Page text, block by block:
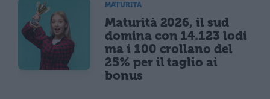
MATURITÀ
Maturità 2026, il sud
domina con 14.123 lodi
ma i 100 crollano del
25% per il taglio ai
bonus